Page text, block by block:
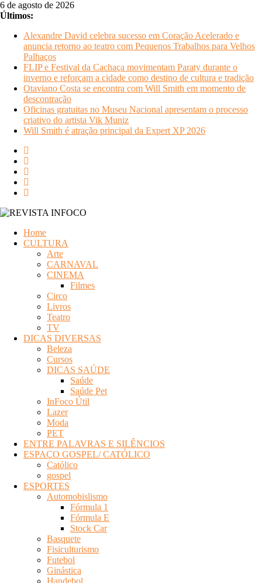
Pular
para
conteúdo
6 de agosto de 2026
Últimos:
Alexandre David celebra sucesso em Coração Acelerado e
anuncia retorno ao teatro com Pequenos Trabalhos para Velhos
Palhaços
FLIP e Festival da Cachaça movimentam Paraty durante o
inverno e reforçam a cidade como destino de cultura e tradição
Otaviano Costa se encontra com Will Smith em momento de
descontração
Oficinas gratuitas no Museu Nacional apresentam o processo
criativo do artista Vik Muniz
Will Smith é atração principal da Expert XP 2026
INFOCO
Home
CULTURA
Arte
CARNAVAL
CINEMA
Filmes
Circo
Livros
Teatro
TV
DICAS DIVERSAS
Beleza
Cursos
DICAS SAÚDE
Saúde
Saúde Pet
InFoco Útil
Lazer
Moda
PET
ENTRE PALAVRAS E SILÊNCIOS
ESPAÇO GOSPEL/ CATÓLICO
Católico
gospel
ESPORTES
Automobislismo
Fórmula 1
Fórmula E
Stock Car
Basquete
Fisiculturismo
Futebol
Ginástica
Handebol